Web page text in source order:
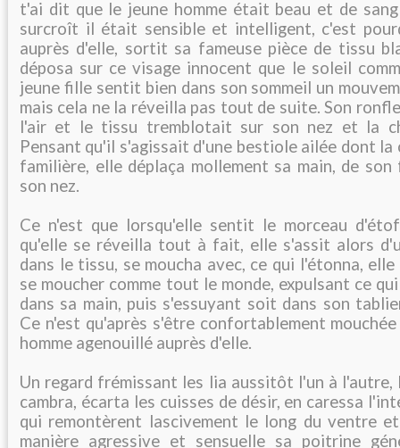
t'ai dit que le jeune homme était beau et de
surcroît il était sensible et intelligent, c'est
auprès d'elle, sortit sa fameuse pièce de tissu
déposa sur ce visage innocent que le soleil
jeune fille sentit bien dans son sommeil un
mais cela ne la réveilla pas tout de suite. Son
l'air et le tissu tremblotait sur son nez et la
Pensant qu'il s'agissait d'une bestiole ailée dont
familière, elle déplaça mollement sa main, de
son nez.
Ce n'est que lorsqu'elle sentit le morceau
qu'elle se réveilla tout à fait, elle s'assit alors
dans le tissu, se moucha avec, ce qui l'étonna,
se moucher comme tout le monde, expulsant ce
dans sa main, puis s'essuyant soit dans son
Ce n'est qu'après s'être confortablement
homme agenouillé auprès d'elle.
Un regard frémissant les lia aussitôt l'un à l'autre,
cambra, écarta les cuisses de désir, en caressa
qui remontèrent lascivement le long du ventre
manière agressive et sensuelle sa poitrine